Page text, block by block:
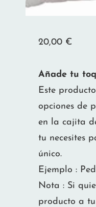
20,00 €
Añade tu
Este
opciones de
en la cajita
tu necesites
único.
Ejemplo :
Nota : Si
producto a